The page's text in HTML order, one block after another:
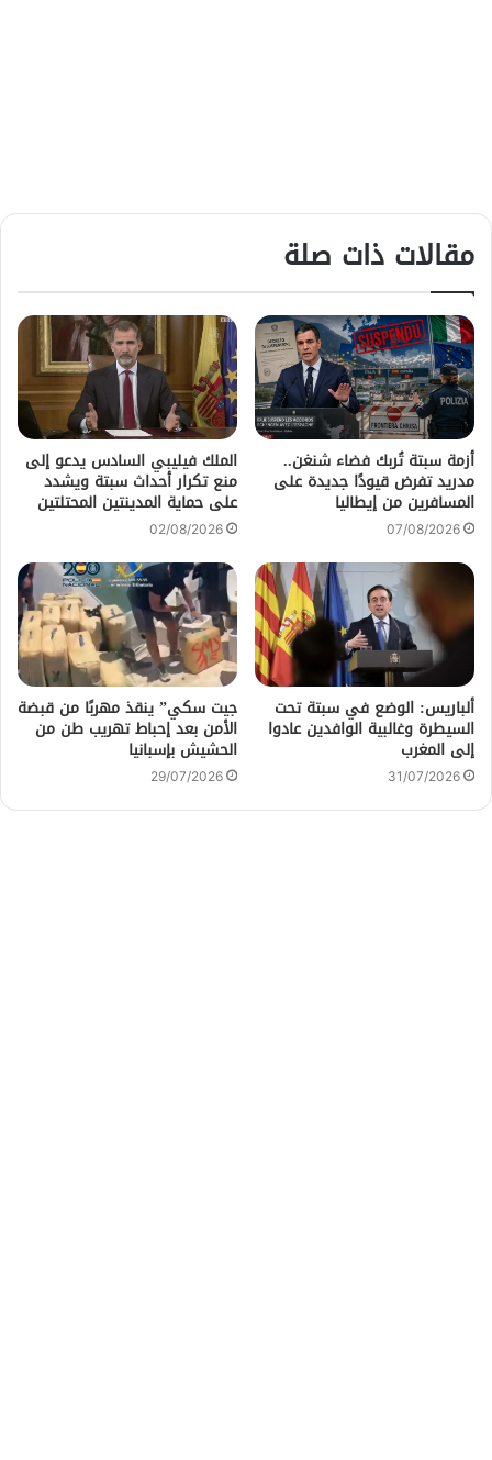
مقالات ذات صلة
أزمة سبتة تُربك فضاء شنغن..
مدريد تفرض قيودًا جديدة على
المسافرين من إيطاليا
07/08/2026
الملك فيليبي السادس يدعو إلى
منع تكرار أحداث سبتة ويشدد
على حماية المدينتين المحتلتين
02/08/2026
ألباريس: الوضع في سبتة تحت
السيطرة وغالبية الوافدين عادوا
إلى المغرب
31/07/2026
جيت سكي” ينقذ مهربًا من قبضة
الأمن بعد إحباط تهريب طن من
الحشيش بإسبانيا
29/07/2026